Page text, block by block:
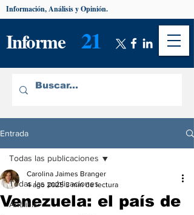
Informe 21
Información, Análisis y Opinión.
Entrada
Todas las publicaciones
Análisis
Todas las publicaciones
Venezuela: el país de
Carolina Jaimes Branger
4 ago 2025 3 min de lectura